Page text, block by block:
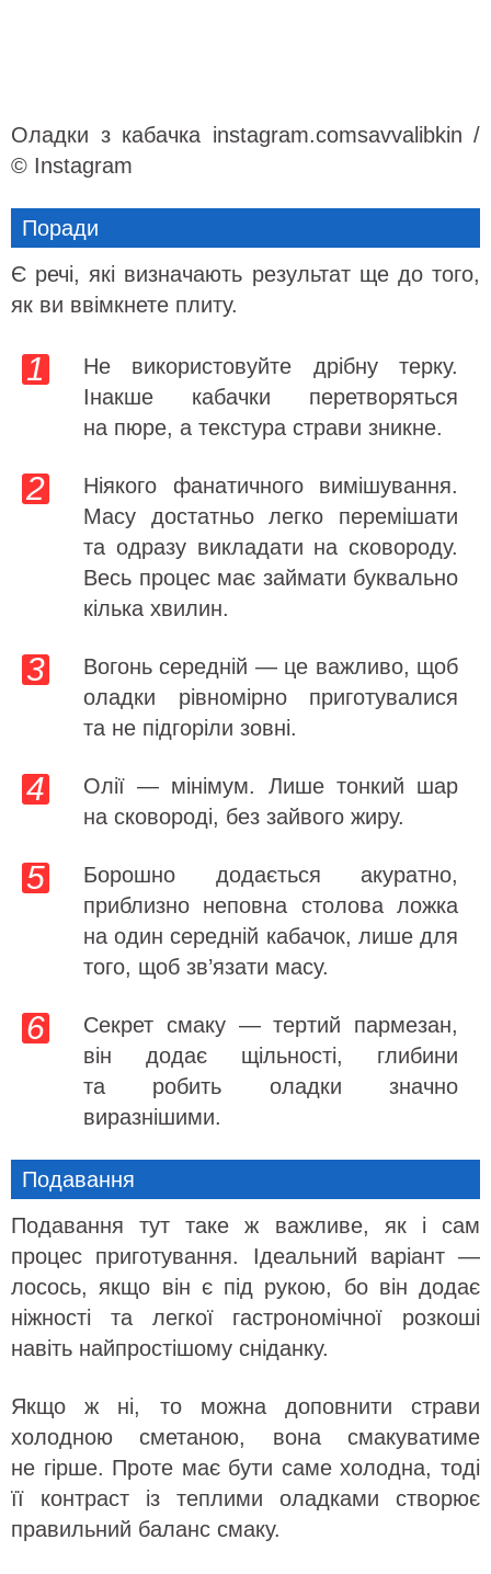
Оладки з кабачка instagram.comsavvalibkin /
© Instagram
Поради
Є речі, які визначають результат ще до того,
як ви ввімкнете плиту.
Не використовуйте дрібну терку.
Інакше кабачки перетворяться
на пюре, а текстура страви зникне.
Ніякого фанатичного вимішування.
Масу достатньо легко перемішати
та одразу викладати на сковороду.
Весь процес має займати буквально
кілька хвилин.
Вогонь середній — це важливо, щоб
оладки рівномірно приготувалися
та не підгоріли зовні.
Олії — мінімум. Лише тонкий шар
на сковороді, без зайвого жиру.
Борошно додається акуратно,
приблизно неповна столова ложка
на один середній кабачок, лише для
того, щоб зв’язати масу.
Секрет смаку — тертий пармезан,
він додає щільності, глибини
та робить оладки значно
виразнішими.
Подавання
Подавання тут таке ж важливе, як і сам
процес приготування. Ідеальний варіант —
лосось, якщо він є під рукою, бо він додає
ніжності та легкої гастрономічної розкоші
навіть найпростішому сніданку.
Якщо ж ні, то можна доповнити страви
холодною сметаною, вона смакуватиме
не гірше. Проте має бути саме холодна, тоді
її контраст із теплими оладками створює
правильний баланс смаку.